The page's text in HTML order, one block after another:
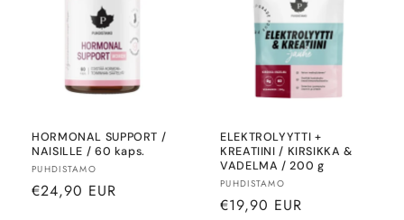
HORMONAL SUPPORT /
NAISILLE / 60 kaps.
Myyjä:
PUHDISTAMO
Normaalihinta
€24,90 EUR
ELEKTROLYYTTI +
KREATIINI / KIRSIKKA &
VADELMA / 200 g
Myyjä:
PUHDISTAMO
Normaalihinta
€19,90 EUR